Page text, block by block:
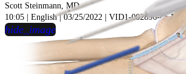
Scott Steinmann, MD
10:05 | English | 03/25/2022 | VID1-002896-en-US A
hide_image